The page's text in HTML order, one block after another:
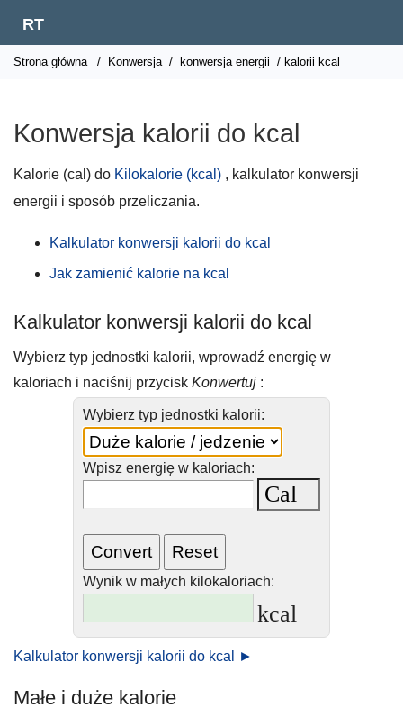
RT
Strona główna / Konwersja / konwersja energii / kalorii kcal
Konwersja kalorii do kcal
Kalorie (cal) do Kilokalorie (kcal) , kalkulator konwersji
energii i sposób przeliczania.
Kalkulator konwersji kalorii do kcal
Jak zamienić kalorie na kcal
Kalkulator konwersji kalorii do kcal
Wybierz typ jednostki kalorii, wprowadź energię w
kaloriach i naciśnij przycisk Konwertuj :
Wybierz typ jednostki kalorii:
Wpisz energię w kaloriach:
Wynik w małych kilokaloriach:
kcal
Kalkulator konwersji kalorii do kcal ►
Małe i duże kalorie